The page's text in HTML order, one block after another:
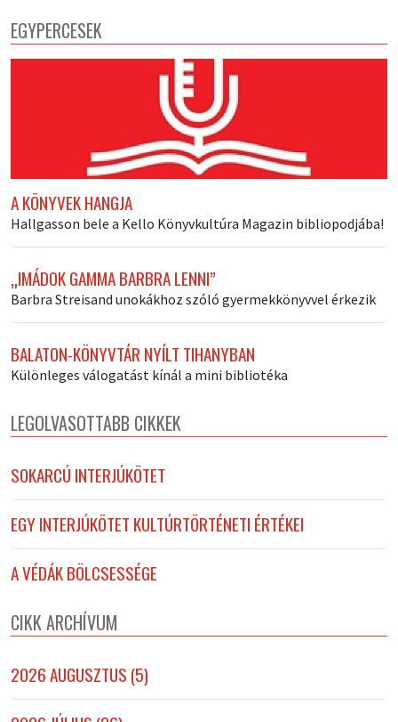
EGYPERCESEK
A KÖNYVEK HANGJA
Hallgasson bele a Kello Könyvkultúra Magazin bibliopodjába!
„IMÁDOK GAMMA BARBRA LENNI”
Barbra Streisand unokákhoz szóló gyermekkönyvvel érkezik
BALATON-KÖNYVTÁR NYÍLT TIHANYBAN
Különleges válogatást kínál a mini bibliotéka
LEGOLVASOTTABB CIKKEK
SOKARCÚ INTERJÚKÖTET
EGY INTERJÚKÖTET KULTÚRTÖRTÉNETI ÉRTÉKEI
A VÉDÁK BÖLCSESSÉGE
CIKK ARCHÍVUM
2026 AUGUSZTUS (5)